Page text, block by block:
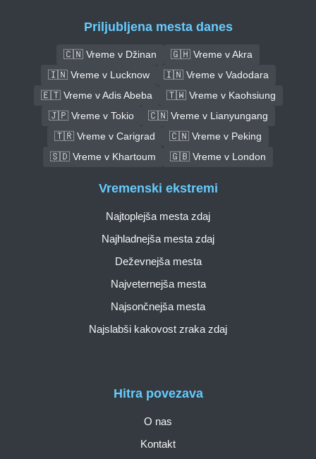
Priljubljena mesta danes
🇨🇳 Vreme v Džinan
🇬🇭 Vreme v Akra
🇮🇳 Vreme v Lucknow
🇮🇳 Vreme v Vadodara
🇪🇹 Vreme v Adis Abeba
🇹🇼 Vreme v Kaohsiung
🇯🇵 Vreme v Tokio
🇨🇳 Vreme v Lianyungang
🇹🇷 Vreme v Carigrad
🇨🇳 Vreme v Peking
🇸🇩 Vreme v Khartoum
🇬🇧 Vreme v London
Hitra povezava
O nas
Kontakt
Vremenski ekstremi
Najtoplejša mesta zdaj
Najhladnejša mesta zdaj
Deževnejša mesta
Najveternejša mesta
Najsončnejša mesta
Najslabši kakovost zraka zdaj